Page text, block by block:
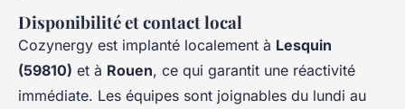
Disponibilité et contact local
Cozynergy est implanté localement à Lesquin
(59810) et à Rouen, ce qui garantit une réactivité
immédiate. Les équipes sont joignables du lundi au